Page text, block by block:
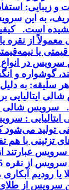
زیبایی:
به این
بخشیده است.
معمولاً از
یا
سرویس در انواع
گوشواره و
سلیقه: به
ایتالیایی
شالی
:
تولید
تزئینی با هم
سرویس
یا رودیم